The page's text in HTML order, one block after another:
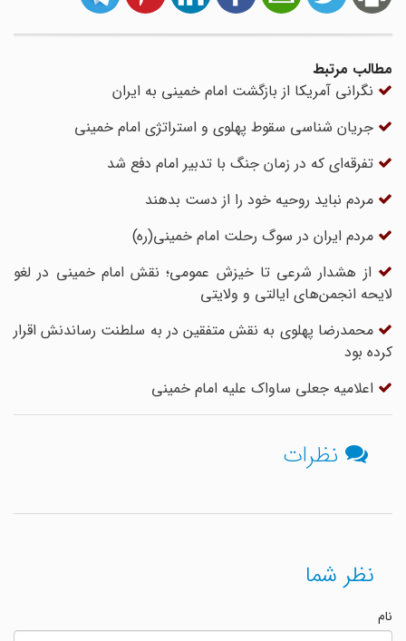
مطالب مرتبط
نگرانی آمریکا از بازگشت امام خمینی به ایران
جریان شناسی سقوط پهلوی و استراتژی امام خمینی
تفرقه‌ای که در زمان جنگ با تدبیر امام دفع شد
مردم نباید روحیه خود را از دست بدهند
مردم ایران در سوگ رحلت امام خمینی(ره)
از هشدار شرعی تا خیزش عمومی؛ نقش امام خمینی در لغو
لایحه انجمن‌های‌ ایالتی و ولایتی
محمدرضا پهلوی به نقش متفقین در به سلطنت رساندنش اقرار
کرده بود
اعلامیه جعلی ساواک علیه امام‌ خمینی
نظرات
نظر شما